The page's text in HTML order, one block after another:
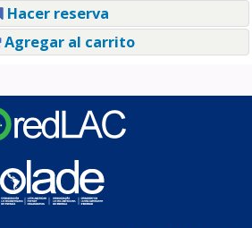
Hacer reserva
Agregar al carrito